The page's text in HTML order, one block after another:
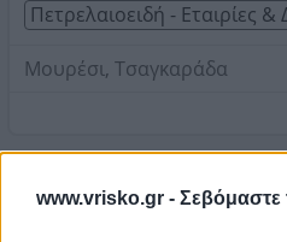
www.vrisko.gr - Σεβόμαστε
Πετρελαιοειδή - Εταιρίες &
Μουρέσι, Τσαγκαράδα
Στοιχεία αναζήτησης:
Διανομή Πετρελαίου